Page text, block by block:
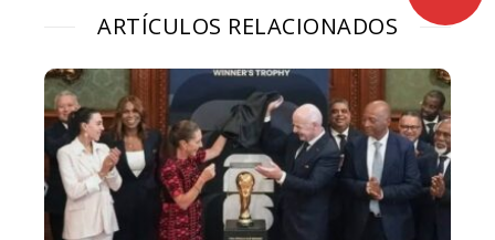
ARTÍCULOS RELACIONADOS